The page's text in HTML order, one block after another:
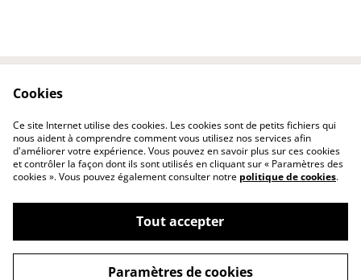
Politique de
confidentialité
Politique de cookies
©2026katou créations
Cookies
Ce site Internet utilise des cookies. Les cookies sont de petits fichiers qui
nous aident à comprendre comment vous utilisez nos services afin
d'améliorer votre expérience. Vous pouvez en savoir plus sur ces cookies
et contrôler la façon dont ils sont utilisés en cliquant sur « Paramètres des
cookies ». Vous pouvez également consulter notre politique de cookies.
Tout accepter
Paramètres de cookies